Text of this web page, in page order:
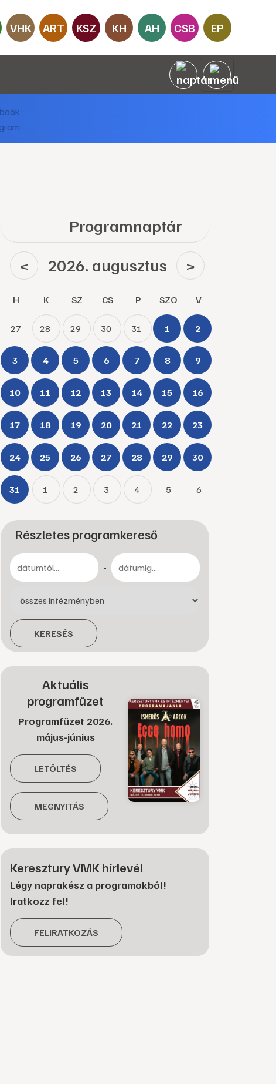
VHK ART KSZ KH AH CSB EP
Programnaptár
< 2026. augusztus >
H K SZ CS P SZO V
27 28 29 30 31 1 2
3 4 5 6 7 8 9
10 11 12 13 14 15 16
17 18 19 20 21 22 23
24 25 26 27 28 29 30
31 1 2 3 4 5 6
Részletes programkereső
-
KERESÉS
Aktuális
programfüzet
Programfüzet 2026.
május-június
LETÖLTÉS
MEGNYITÁS
Keresztury VMK hírlevél
Légy naprakész a programokból!
Iratkozz fel!
FELIRATKOZÁS